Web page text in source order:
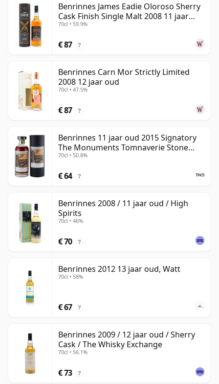
Benrinnes James Eadie Oloroso Sherry
Cask Finish Single Malt 2008 11 jaar
oud
70cl • 59.9%
€ 87 ?
Benrinnes Carn Mor Strictly Limited
2008 12 jaar oud
70cl • 47.5%
€ 87 ?
Benrinnes 11 jaar oud 2015 Signatory
The Monuments Tomnaverie Stone
Circle
70cl • 50.8%
€ 64 ?
Benrinnes 2008 / 11 jaar oud / High
Spirits
70cl • 46%
€ 70 ?
Benrinnes 2012 13 jaar oud, Watt
70cl • 58%
€ 67 ?
Benrinnes 2009 / 12 jaar oud / Sherry
Cask / The Whisky Exchange
70cl • 56.1%
€ 73 ?